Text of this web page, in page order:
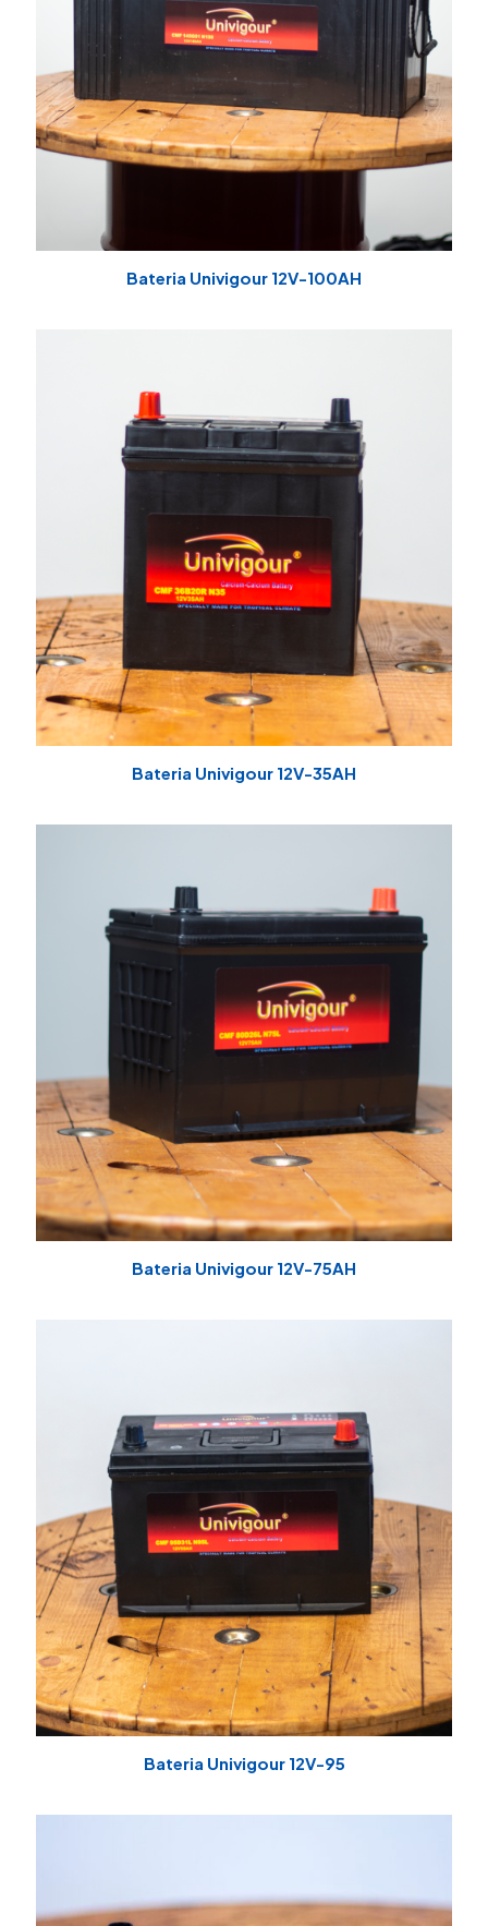
Bateria Univigour 12V-100AH
Bateria Univigour 12V-35AH
Bateria Univigour 12V-75AH
Bateria Univigour 12V-95